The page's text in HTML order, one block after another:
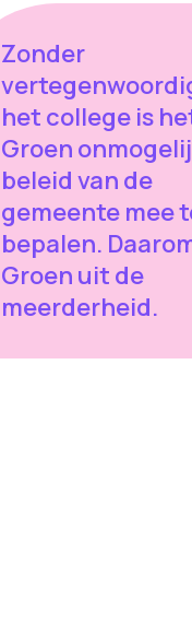
Zonder
het college is
Groen
beleid van de
gemeente mee
bepalen.
Groen uit de
meerderheid.